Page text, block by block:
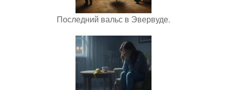
Последний вальс в Эвервуде.